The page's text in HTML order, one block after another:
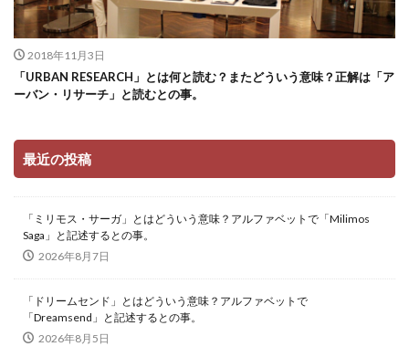
2018年11月3日
「URBAN RESEARCH」とは何と読む？またどういう意味？正解は「ア
ーバン・リサーチ」と読むとの事。
最近の投稿
「ミリモス・サーガ」とはどういう意味？アルファベットで「Milimos
Saga」と記述するとの事。
2026年8月7日
「ドリームセンド」とはどういう意味？アルファベットで
「Dreamsend」と記述するとの事。
2026年8月5日